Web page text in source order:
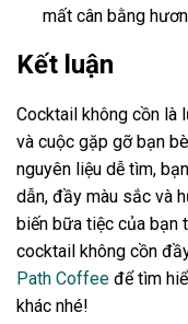
mất cân bằng
Kết luận
Cocktail không cồn là
và cuộc gặp gỡ bạn
nguyên liệu dễ tìm,
dẫn, đầy màu sắc và
biến bữa tiệc của bạn
cocktail không cồn
Path Coffee để tìm
khác nhé!